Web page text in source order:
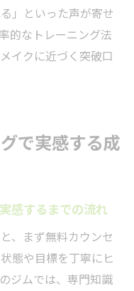
」といった声が寄せ
的なトレーニング法
イクに近づく突破口
で実感する成
感するまでの流れ
、まず無料カウンセ
態や目標を丁寧にヒ
ジムでは、専門知識